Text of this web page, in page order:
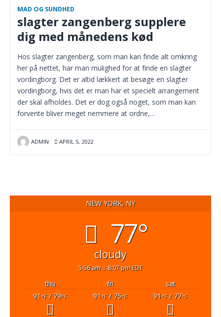
MAD OG SUNDHED
slagter zangenberg supplere
dig med månedens kød
Hos slagter zangenberg, som man kan finde alt omkring
her på nettet, har man mulighed for at finde en slagter
vordingborg. Det er altid lækkert at besøge en slagter
vordingborg, hvis det er man har et specielt arrangement
der skal afholdes. Det er dog også noget, som man kan
forvente bliver meget nemmere at ordne,…
ADMIN APRIL 5, 2022
NEW YORK, NY
77°
cloudy
5:56 am 8:07 pm EDT
thu fri
sat
91 °F/ 79°F 91 °F/ 75°F 91 °F/ 77°F